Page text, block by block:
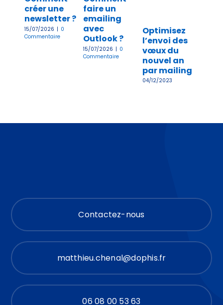
créer une
newsletter ?
15/07/2026 | 0
Commentaire
faire un
emailing
avec
Outlook ?
15/07/2026 | 0
Commentaire
Optimisez
l’envoi des
vœux du
nouvel an
par mailing
04/12/2023
Contactez-nous
matthieu.chenal@dophis.fr
06 08 00 53 63